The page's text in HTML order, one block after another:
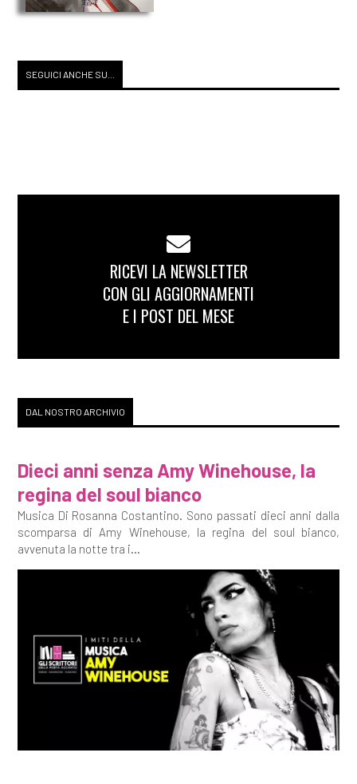
SEGUICI ANCHE SU...
RICEVI LA NEWSLETTER
CON GLI AGGIORNAMENTI
E I POST DEL MESE
DAL NOSTRO ARCHIVIO
Dieci anni senza Amy Winehouse, la
regina del soul bianco
Musica Di Rosanna Costantino. Sono passati dieci anni dalla
scomparsa di Amy Winehouse, la regina del soul bianco,
avvenuta la notte tra i...